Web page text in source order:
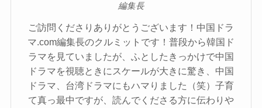
編集長
ご訪問くださりありがとうございます！中国ドラ
マ.com編集長のクルミットです！普段から韓国ド
ラマを見ていましたが、ふとしたきっかけで中国
ドラマを視聴ときにスケールが大きに驚き、中国
ドラマ、台湾ドラマにもハマりました（笑）子育
て真っ最中ですが、読んでくださる方に伝わりや